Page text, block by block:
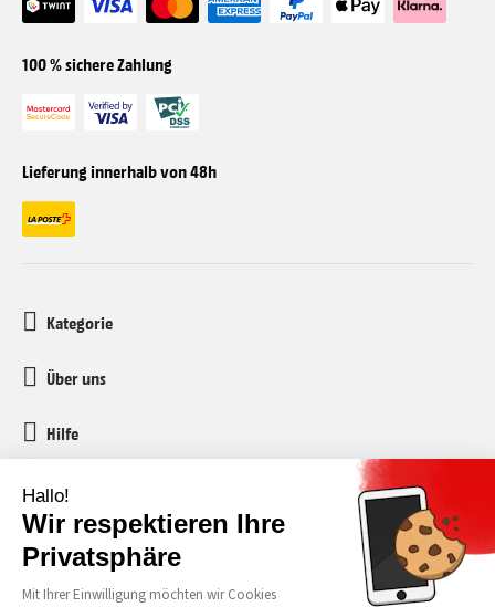
100 % sichere Zahlung
Lieferung innerhalb von 48h
Kategorie
Über uns
Hilfe
Kundenservice
media-markt-refurbished@recommerce.com
Montag-Freitag 08:00-17:00